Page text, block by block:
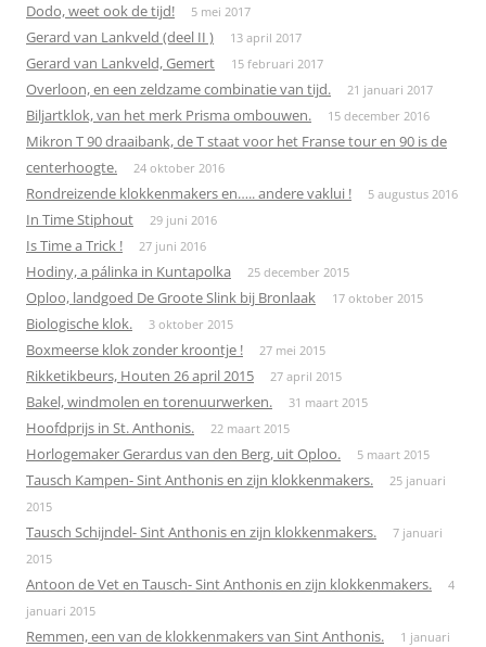
Dodo, weet ook de tijd! 5 mei 2017
Gerard van Lankveld (deel II ) 13 april 2017
Gerard van Lankveld, Gemert 15 februari 2017
Overloon, en een zeldzame combinatie van tijd. 21 januari 2017
Biljartklok, van het merk Prisma ombouwen. 15 december 2016
Mikron T 90 draaibank, de T staat voor het Franse tour en 90 is de
centerhoogte.
24 oktober 2016
Rondreizende klokkenmakers en….. andere vaklui ! 5 augustus 2016
In Time Stiphout 29 juni 2016
Is Time a Trick ! 27 juni 2016
Hodiny, a pálinka in Kuntapolka 25 december 2015
Oploo, landgoed De Groote Slink bij Bronlaak 17 oktober 2015
Biologische klok. 3 oktober 2015
Boxmeerse klok zonder kroontje ! 27 mei 2015
Rikketikbeurs, Houten 26 april 2015 27 april 2015
Bakel, windmolen en torenuurwerken. 31 maart 2015
Hoofdprijs in St. Anthonis. 22 maart 2015
Horlogemaker Gerardus van den Berg, uit Oploo. 5 maart 2015
Tausch Kampen- Sint Anthonis en zijn klokkenmakers.
25 januari
2015
Tausch Schijndel- Sint Anthonis en zijn klokkenmakers.
7 januari
2015
Antoon de Vet en Tausch- Sint Anthonis en zijn klokkenmakers.
4
januari 2015
Remmen, een van de klokkenmakers van Sint Anthonis.
1 januari